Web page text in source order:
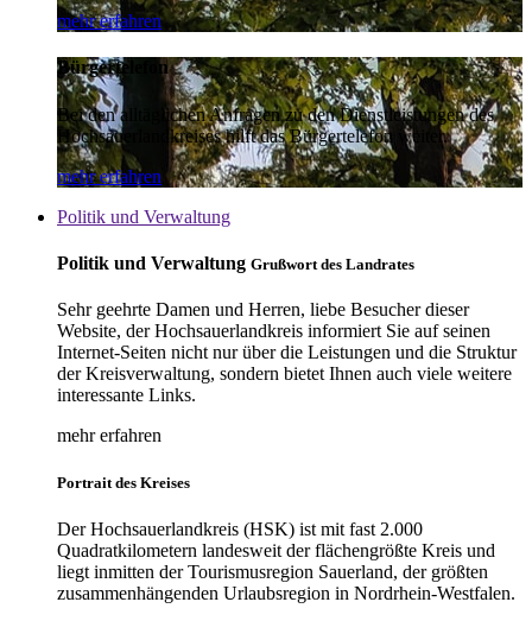
mehr erfahren
Bürgertelefon
Bei den alltäglichen Anfragen zu den Dienstleistungen des
Hochsauerlandkreises hilft das Bürgertelefon weiter.
mehr erfahren
Politik und Verwaltung
Politik und Verwaltung Grußwort des Landrates
Sehr geehrte Damen und Herren, liebe Besucher dieser
Website, der Hochsauerlandkreis informiert Sie auf seinen
Internet-Seiten nicht nur über die Leistungen und die Struktur
der Kreisverwaltung, sondern bietet Ihnen auch viele weitere
interessante Links.
mehr erfahren
Portrait des Kreises
Der Hochsauerlandkreis (HSK) ist mit fast 2.000
Quadratkilometern landesweit der flächengrößte Kreis und
liegt inmitten der Tourismusregion Sauerland, der größten
zusammenhängenden Urlaubsregion in Nordrhein-Westfalen.